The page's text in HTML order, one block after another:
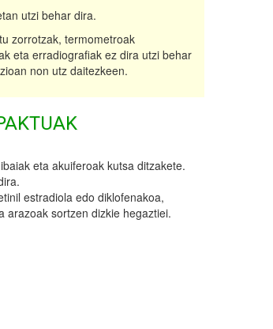
utzi behar dira.
zorrotzak, termometroak
eta erradiografiak ez dira utzi behar
non utz daitezkeen.
eta akuiferoak kutsa ditzakete.
estradiola edo diklofenakoa,
arazoak sortzen dizkie hegaztiei.